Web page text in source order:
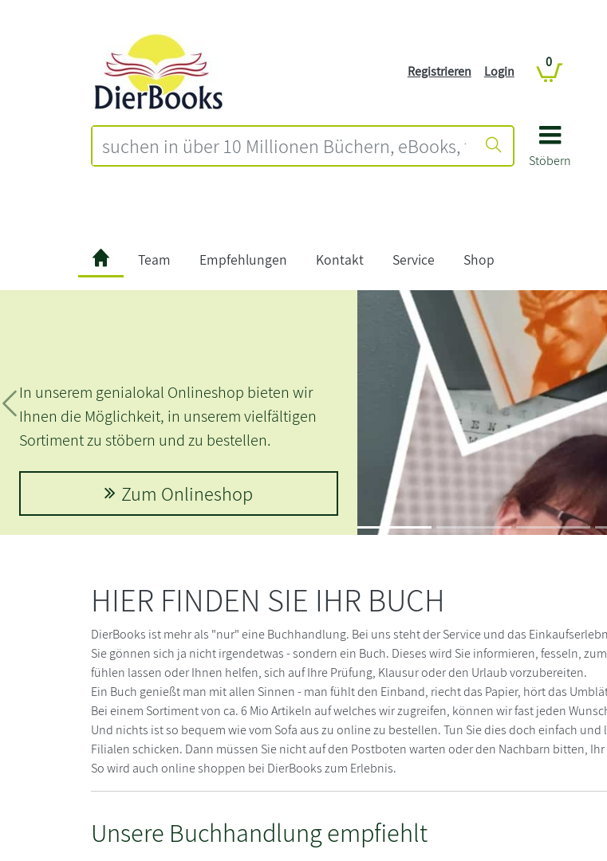
Stöbern
Registrieren Login
0
Team Empfehlungen Kontakt Service Shop
Zurück
In unserem genialokal Onlineshop bieten wir
Ihnen die Möglichkeit, in unserem vielfältigen
Sortiment zu stöbern und zu bestellen.
Zum Onlineshop
HIER FINDEN SIE IHR BUCH
DierBooks ist mehr als "nur" eine Buchhandlung. Bei uns steht der Service und das
Sie gönnen sich ja nicht irgendetwas - sondern ein Buch. Dieses wird Sie informieren, fesseln,
fühlen lassen oder Ihnen helfen, sich auf Ihre Prüfung, Klausur oder den Urlaub vorzubereiten.
Ein Buch genießt man mit allen Sinnen - man fühlt den Einband, riecht das Papier, hört das
Bei einem Sortiment von ca. 6 Mio Artikeln auf welches wir zugreifen, können wir fast jeden
Und nichts ist so bequem wie vom Sofa aus zu online zu bestellen. Tun Sie dies doch einfach
Filialen schicken. Dann müssen Sie nicht auf den Postboten warten oder den Nachbarn bitten,
So wird auch online shoppen bei DierBooks zum Erlebnis.
Unsere Buchhandlung empfiehlt